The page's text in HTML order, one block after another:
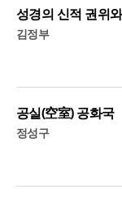
성경의 신적 권위
김정부
공실(空室) 공화국
정성구